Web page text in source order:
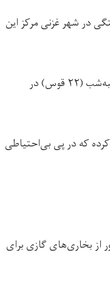
در شهر غزنی مرکز این
خالد سرحدی، سخنگوی فرماندهی امنیه‌ی طالبان در غزنی گفته که این رویداد شنبه‌شب (۲۲ قوس) در
که در پی بی‌احتیاطی
از بخاری‌های گازی برای